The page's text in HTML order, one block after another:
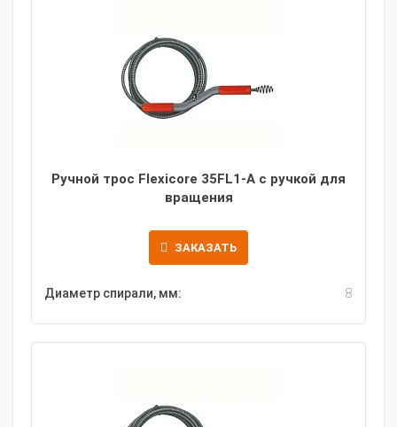
Ручной трос Flexicore 35FL1-A с ручкой для
вращения
ЗАКАЗАТЬ
Диаметр спирали, мм: 8